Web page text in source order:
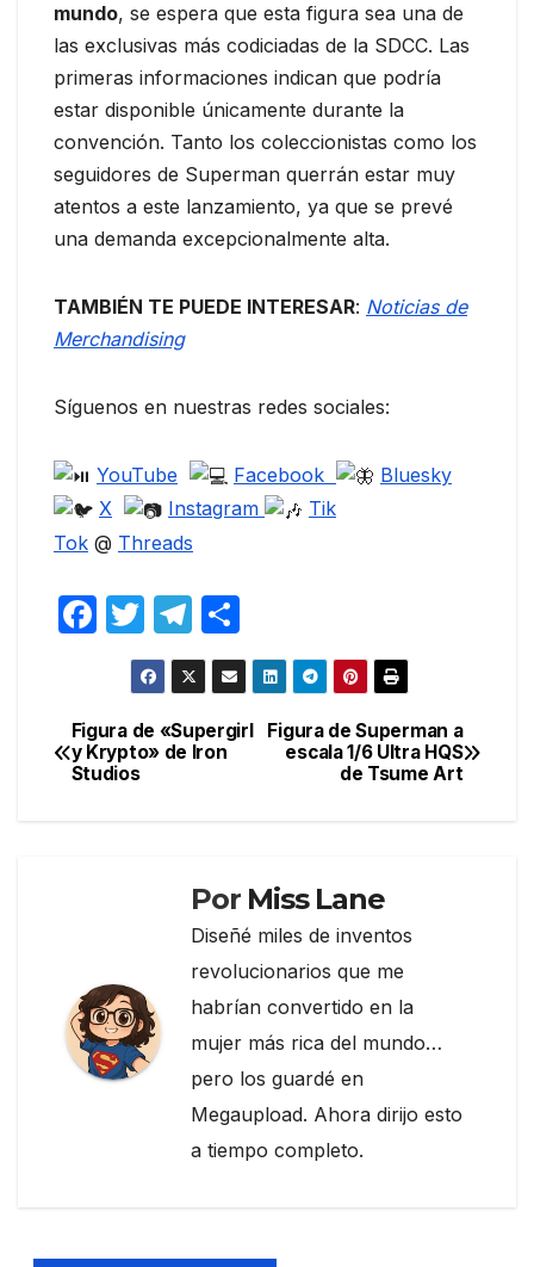
mundo, se espera que esta figura sea una de
las exclusivas más codiciadas de la SDCC. Las
primeras informaciones indican que podría
estar disponible únicamente durante la
convención. Tanto los coleccionistas como los
seguidores de Superman querrán estar muy
atentos a este lanzamiento, ya que se prevé
una demanda excepcionalmente alta.
TAMBIÉN TE PUEDE INTERESAR: Noticias de
Merchandising
Síguenos en nuestras redes sociales:
YouTube Facebook
Bluesky
X
Instagram
Tik
Tok @ Threads
F
e
b
T
w
itt
er
T
el
e
gr
a
o
m
p
Navegación
de
Figura de Superman a
escala 1/6 Ultra HQS
de Tsume Art
Figura de «Supergirl
y Krypto» de Iron
Studios
Por Miss Lane
Diseñé miles de inventos
revolucionarios que me
habrían convertido en la
mujer más rica del mundo…
pero los guardé en
Megaupload. Ahora dirijo esto
a tiempo completo.